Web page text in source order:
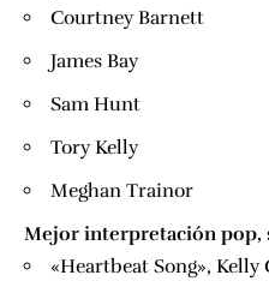
Courtney Barnett
​James Bay
Sam Hunt
Tory Kelly
Meghan Trainor
Mejor interpretación pop,
«Heartbeat Song», Kelly